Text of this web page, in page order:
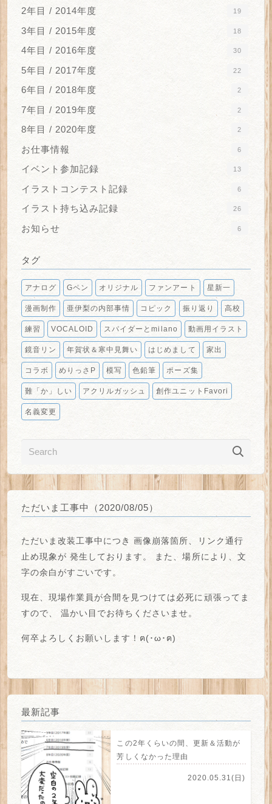
2年目 / 2014年度 19
3年目 / 2015年度 18
4年目 / 2016年度 30
5年目 / 2017年度 22
6年目 / 2018年度 2
7年目 / 2019年度 2
8年目 / 2020年度 2
お仕事情報 6
イベント参加記録 13
イラストコンテスト記録 6
イラスト持ち込み記録 26
お知らせ 6
タグ
アナログ Gペン オリジナル ファンアート 星新一
漫画制作 亜伊梨の内部事情 コピック 振り返り 高校
練習 VOCALOID スパイダーとmilano 動画用イラスト
鏡音リン 年賀状＆寒中見舞い はじめまして 家出
コラボ めりっさP 模写 色鉛筆 ポーズ集
難「か」しい アクリルガッシュ 創作ユニットFavori
名義変更
ただいま工事中（2020/08/05）
ただいま改装工事中につき 画像崩落箇所、リンク通行
止め現象が 発生しております。 また、場所により、 文
字の余白がすごいです。
現在、現場作業員が合間を見つけては必死に頑張ってま
すので、
温かい目でお待ちくださいませ。
何卒よろしくお願いします！ฅ(･ω･ฅ)
最新記事
この2年くらいの間、更新＆活動が
芳しくなかった理由
2020.05.31(日)